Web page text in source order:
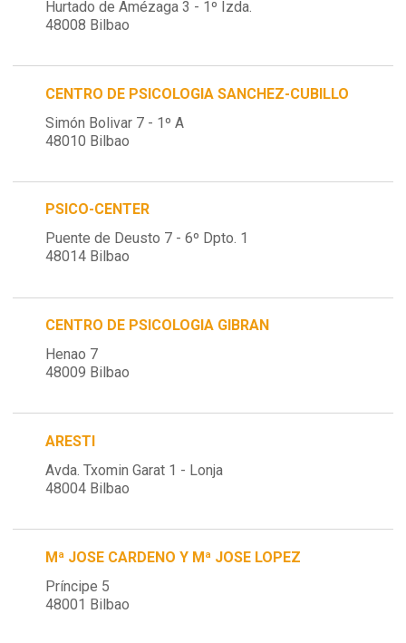
Hurtado de Amézaga 3 - 1º Izda.
48008 Bilbao
CENTRO DE PSICOLOGIA SANCHEZ-CUBILLO
Simón Bolivar 7 - 1º A
48010 Bilbao
PSICO-CENTER
Puente de Deusto 7 - 6º Dpto. 1
48014 Bilbao
CENTRO DE PSICOLOGIA GIBRAN
Henao 7
48009 Bilbao
ARESTI
Avda. Txomin Garat 1 - Lonja
48004 Bilbao
Mª JOSE CARDENO Y Mª JOSE LOPEZ
Príncipe 5
48001 Bilbao